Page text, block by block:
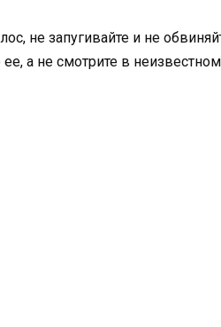
не запугивайте и не
а не смотрите в